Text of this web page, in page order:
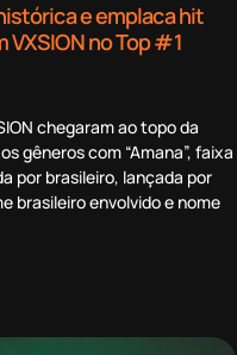
e emplaca hit
VXSION no Top #1
chegaram ao topo da
gêneros com “Amana”, faixa
por brasileiro, lançada por
brasileiro envolvido e nome